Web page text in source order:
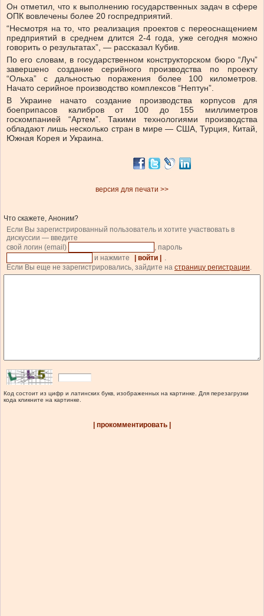
Он отметил, что к выполнению государственных задач в сфере
ОПК вовлечены более 20 госпредприятий.
“Несмотря на то, что реализация проектов с переоснащением
предприятий в среднем длится 2-4 года, уже сегодня можно
говорить о результатах”, — рассказал Кубив.
По его словам, в государственном конструкторском бюро “Луч”
завершено создание серийного производства по проекту
“Ольха” с дальностью поражения более 100 километров.
Начато серийное производство комплексов “Нептун”.
В Украине начато создание производства корпусов для
боеприпасов калибров от 100 до 155 миллиметров
госкомпанией “Артем”. Такими технологиями производства
обладают лишь несколько стран в мире — США, Турция, Китай,
Южная Корея и Украина.
версия для печати >>
Что скажете, Аноним?
Если Вы зарегистрированный пользователь и хотите участвовать в
дискуссии — введите
свой логин (email)
, пароль
и нажмите
| войти |
.
Если Вы еще не зарегистрировались, зайдите на страницу регистрации.
Код состоит из цифр и латинских букв, изображенных на картинке. Для перезагрузки
кода кликните на картинке.
| прокомментировать |